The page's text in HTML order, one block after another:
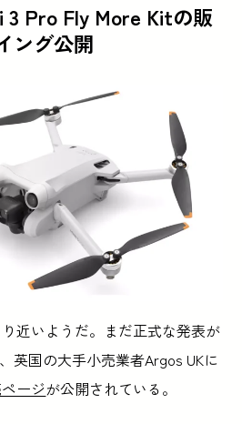
3 Pro Fly More Kitの販
ング公開
近いようだ。まだ正式な発表が
英国の大手小売業者Argos UKに
ージが公開されている。